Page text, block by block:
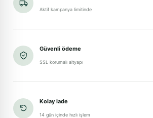
Aktif kampanya limitinde
Güvenli ödeme
SSL korumalı altyapı
Kolay iade
14 gün içinde hızlı işlem